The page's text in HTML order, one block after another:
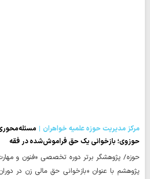
مرکز مدیریت حوزه علمیه خواهران
حوزوی؛ بازخوانی یک حق فراموش‌شده در فقه
حوزه/ پژوهشگر برتر دوره تخصصی «فنون و
پژوهشم با عنوان «بازخوانی حق مالی زن در